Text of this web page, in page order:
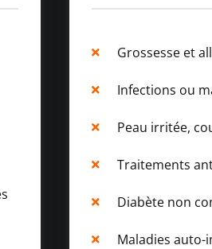
Grossesse et
Infections ou
Peau irritée,
Traitements
Diabète non
Maladies auto-